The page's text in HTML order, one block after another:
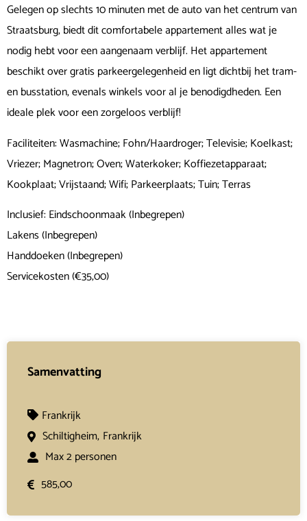
Gelegen op slechts 10 minuten met de auto van het centrum van
Straatsburg, biedt dit comfortabele appartement alles wat je
nodig hebt voor een aangenaam verblijf. Het appartement
beschikt over gratis parkeergelegenheid en ligt dichtbij het tram-
en busstation, evenals winkels voor al je benodigdheden. Een
ideale plek voor een zorgeloos verblijf!
Faciliteiten: Wasmachine; Fohn/Haardroger; Televisie; Koelkast;
Vriezer; Magnetron; Oven; Waterkoker; Koffiezetapparaat;
Kookplaat; Vrijstaand; Wifi; Parkeerplaats; Tuin; Terras
Inclusief: Eindschoonmaak (Inbegrepen)
Lakens (Inbegrepen)
Handdoeken (Inbegrepen)
Servicekosten (€35,00)
Samenvatting
Frankrijk
Schiltigheim, Frankrijk
Max 2 personen
585,00